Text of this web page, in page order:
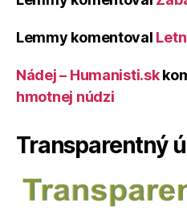
Lemmy komentoval
Nádej – Humanisti.sk
hmotnej núdzi
Transparentný